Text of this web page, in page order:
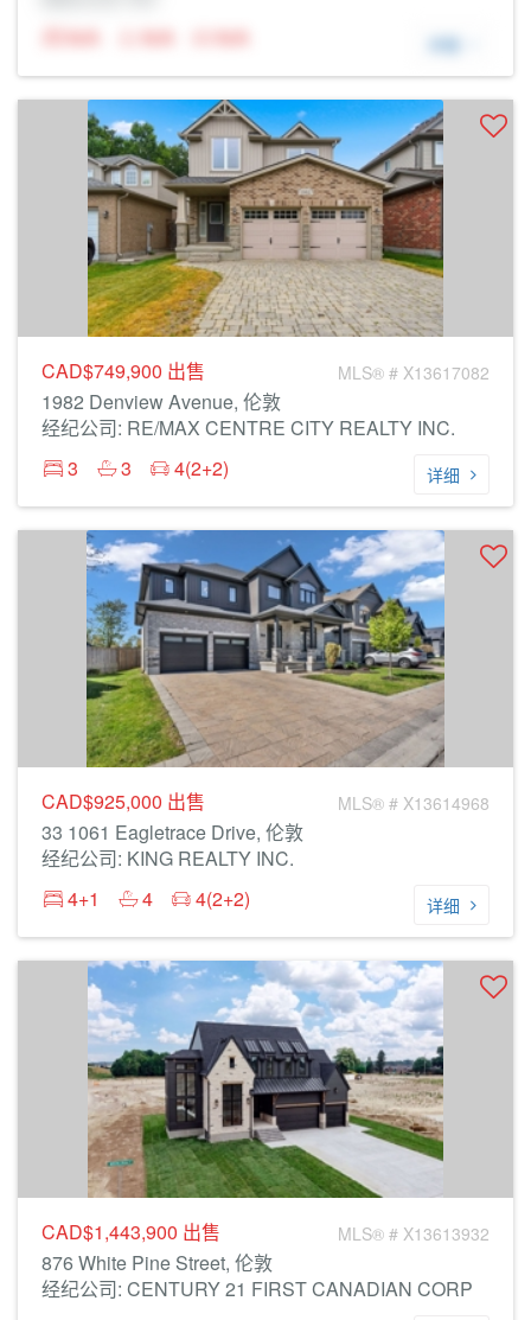
N/A
N/A N/A 详细
CAD$749,900 出售 MLS® # X13617082
1982 Denview Avenue, 伦敦
经纪公司: RE/MAX CENTRE CITY REALTY INC.
3
3 4(2+2) 详细
CAD$925,000 出售 MLS® # X13614968
33 1061 Eagletrace Drive, 伦敦
经纪公司: KING REALTY INC.
4+1
4 4(2+2) 详细
CAD$1,443,900 出售 MLS® # X13613932
876 White Pine Street, 伦敦
经纪公司: CENTURY 21 FIRST CANADIAN CORP